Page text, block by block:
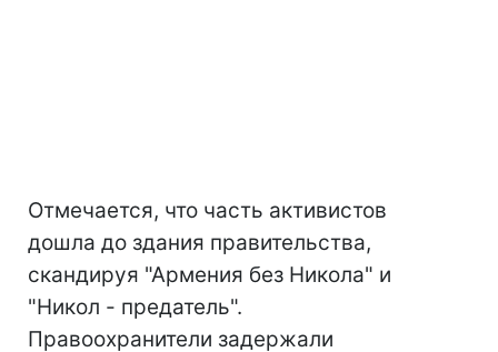
Отмечается, что часть активистов
дошла до здания правительства,
скандируя "Армения без Никола" и
"Никол - предатель".
Правоохранители задержали